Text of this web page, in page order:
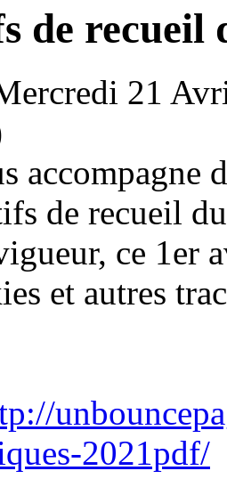
de recueil
21
accompagne
de recueil
ce
et autres
2021pdf/